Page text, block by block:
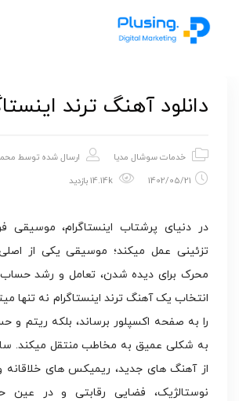
دانلود آهنگ ترند
خدمات سوشال مدیا ارسال شده توسط
1402/05/21
در دنیای پرشتاب اینستاگرام، موسیقی
تزئینی عمل میکند؛ موسیقی یکی از
محرک برای دیده شدن، تعامل و رشد
انتخاب یک آهنگ ترند اینستاگرام نه تنها
را به صفحه اکسپلور برساند، بلکه ریتم و
از آهنگ های جدید، ریمیکس های
نوستالژیک، فضایی رقابتی و در عین